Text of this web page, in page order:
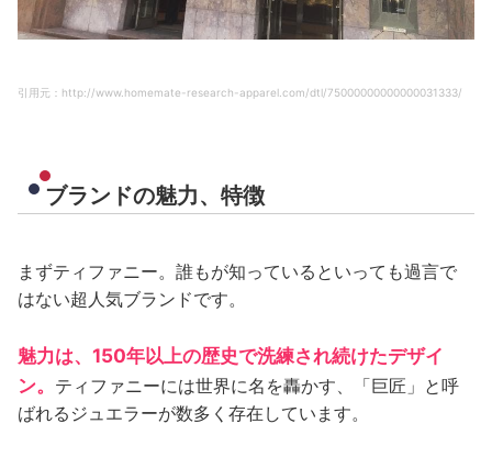
引用元：http://www.homemate-research-apparel.com/dtl/75000000000000031333/
ブランドの魅力、特徴
まずティファニー。誰もが知っているといっても過言で
はない超人気ブランドです。
魅力は、150年以上の歴史で洗練され続けたデザイ
ン。 ティファニーには世界に名を轟かす、「巨匠」と呼
ばれるジュエラーが数多く存在しています。